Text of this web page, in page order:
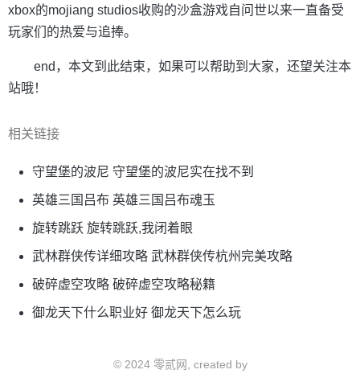
xbox的mojiang studios收购的沙盒游戏自问世以来一直备受
玩家们的热爱与追捧。
end，本文到此结束，如果可以帮助到大家，还望关注本
站哦！
相关链接
守望堡的波尼 守望堡的波尼实在找不到
英雄三国吕布 英雄三国吕布魂玉
旋转跳跃 旋转跳跃,我闭着眼
武林群侠传详细攻略 武林群侠传杭州完美攻略
破碎虚空攻略 破碎虚空攻略秘籍
御龙天下什么职业好 御龙天下怎么玩
© 2024 零贰网, created by